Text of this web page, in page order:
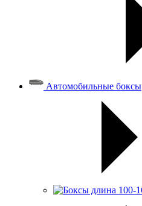
Автомобильные боксы